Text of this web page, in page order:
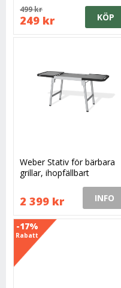
499 kr
249 kr KÖP
Weber Stativ för bärbara
grillar, ihopfällbart
2 399 kr INFO
-17%
Rabatt